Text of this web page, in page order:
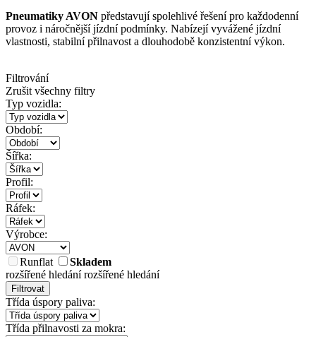
Pneumatiky AVON představují spolehlivé řešení pro každodenní
provoz i náročnější jízdní podmínky. Nabízejí vyvážené jízdní
vlastnosti, stabilní přilnavost a dlouhodobě konzistentní výkon.
Filtrování
Zrušit všechny filtry
Typ vozidla:
Období:
Šířka:
Profil:
Ráfek:
Výrobce:
Runflat
Skladem
rozšířené hledánírozšířené hledání
Filtrovat
Třída úspory paliva:
Třída přilnavosti za mokra: